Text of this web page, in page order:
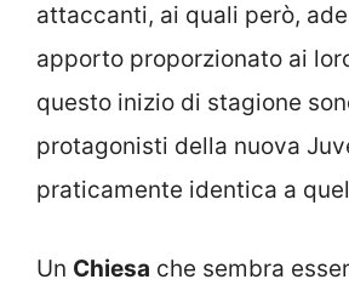
attaccanti, ai quali però,
apporto proporzionato ai
questo inizio di stagione
protagonisti della nuova
praticamente identica a
Un Chiesa che sembra